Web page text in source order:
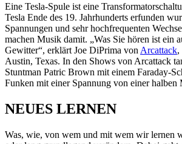
Eine Tesla-Spule ist eine
Tesla Ende des 19. Jahrhunderts erfunden
Spannungen und sehr hochfrequenten
machen Musik damit. „Was Sie hören ist ein
Gewitter“, erklärt Joe DiPrima von Arcattack,
Austin, Texas. In den Shows von Arcattack
Stuntman Patric Brown mit einem Faraday-
Funken mit einer Spannung von einer
NEUES LERNEN
Was, wie, von wem und mit wem wir lernen